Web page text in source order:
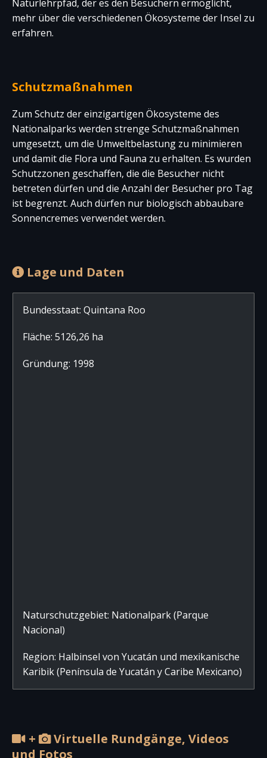
Naturlehrpfad, der es den Besuchern ermöglicht,
mehr über die verschiedenen Ökosysteme der Insel zu
erfahren.
Schutzmaßnahmen
Zum Schutz der einzigartigen Ökosysteme des
Nationalparks werden strenge Schutzmaßnahmen
umgesetzt, um die Umweltbelastung zu minimieren
und damit die Flora und Fauna zu erhalten. Es wurden
Schutzzonen geschaffen, die die Besucher nicht
betreten dürfen und die Anzahl der Besucher pro Tag
ist begrenzt. Auch dürfen nur biologisch abbaubare
Sonnencremes verwendet werden.
Lage und Daten
Bundesstaat: Quintana Roo
Fläche: 5126,26 ha
Gründung: 1998
Naturschutzgebiet: Nationalpark (Parque
Nacional)
Region: Halbinsel von Yucatán und mexikanische
Karibik (Península de Yucatán y Caribe Mexicano)
+
Virtuelle Rundgänge, Videos
und Fotos